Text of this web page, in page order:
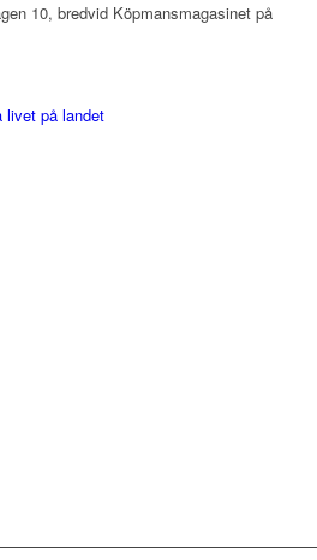
10, bredvid Köpmansmagasinet på
livet på landet